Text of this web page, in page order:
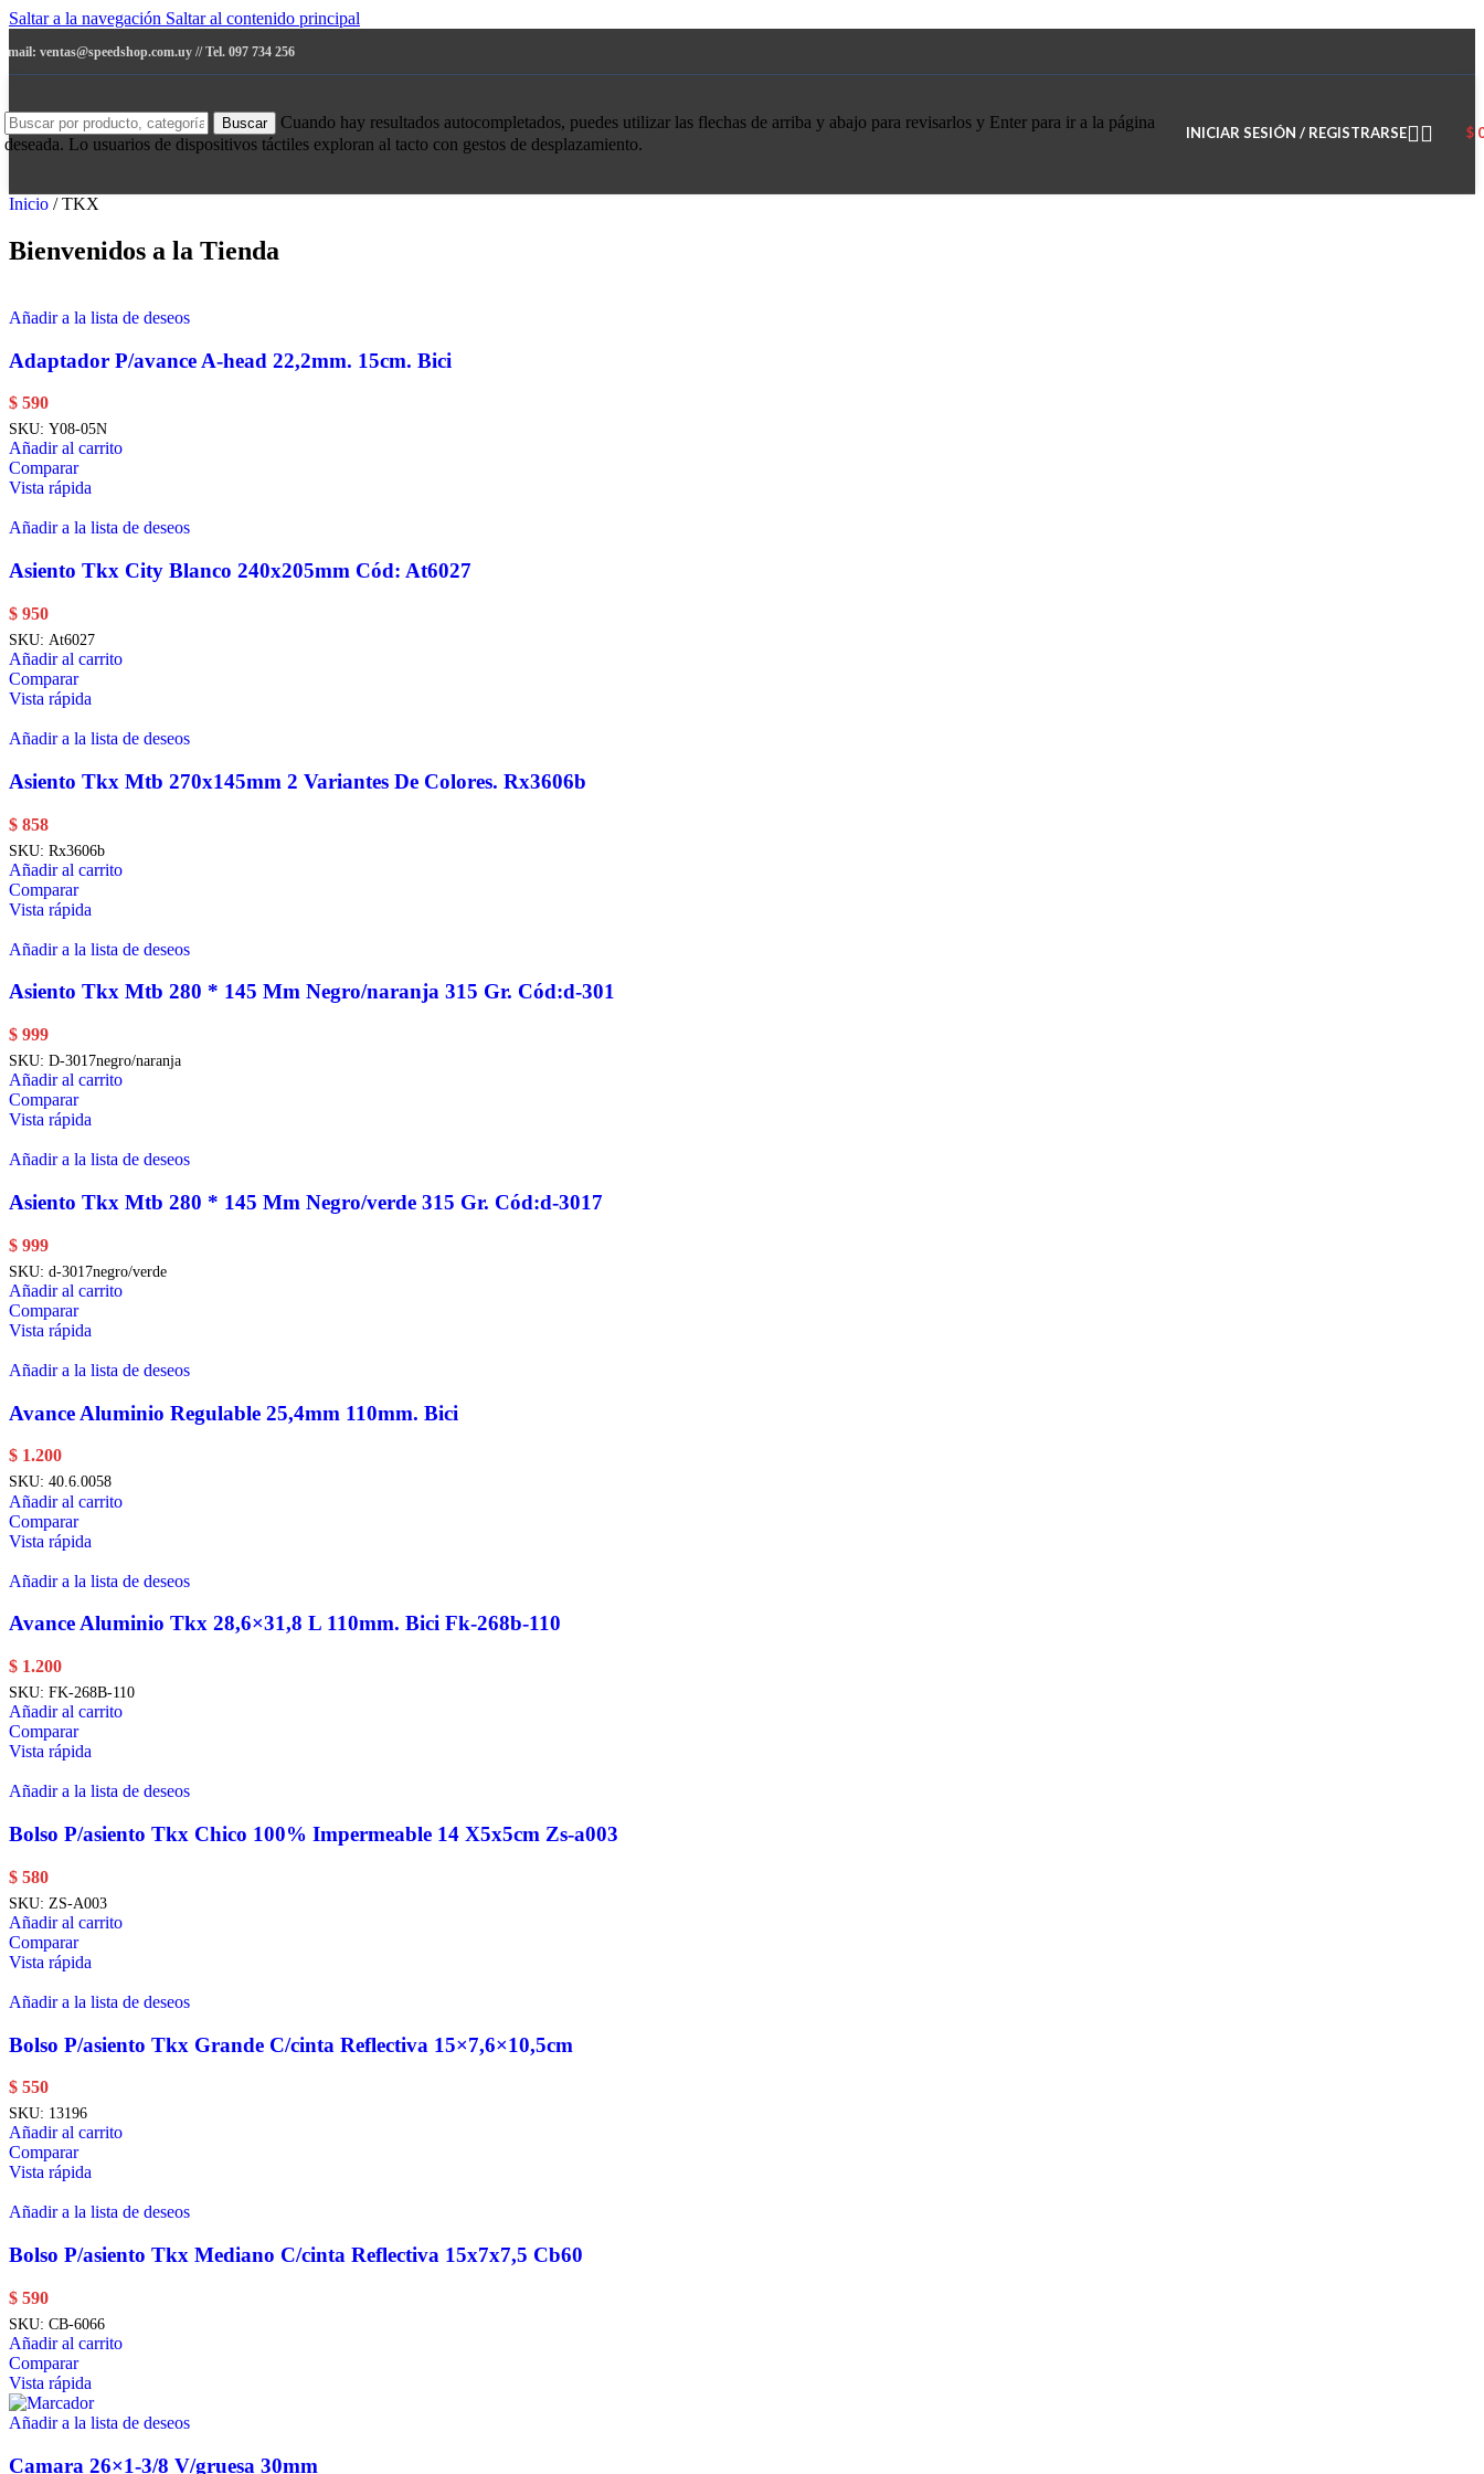
Saltar a la navegación Saltar al contenido principal
mail: ventas@speedshop.com.uy // Tel. 097 734 256
Buscar
Cuando hay resultados autocompletados, puedes utilizar las flechas de arriba y abajo para revisarlos y Enter para ir a la página
deseada. Lo usuarios de dispositivos táctiles exploran al tacto con gestos de desplazamiento.
INICIAR SESIÓN / REGISTRARSE $
Inicio / TKX
Bienvenidos a la Tienda
Añadir a la lista de deseos
Adaptador P/avance A-head 22,2mm. 15cm. Bici
$ 590
SKU: Y08-05N
Añadir al carrito
Comparar
Vista rápida
Añadir a la lista de deseos
Asiento Tkx City Blanco 240x205mm Cód: At6027
$ 950
SKU: At6027
Añadir al carrito
Comparar
Vista rápida
Añadir a la lista de deseos
Asiento Tkx Mtb 270x145mm 2 Variantes De Colores. Rx3606b
$ 858
SKU: Rx3606b
Añadir al carrito
Comparar
Vista rápida
Añadir a la lista de deseos
Asiento Tkx Mtb 280 * 145 Mm Negro/naranja 315 Gr. Cód:d-301
$ 999
SKU: D-3017negro/naranja
Añadir al carrito
Comparar
Vista rápida
Añadir a la lista de deseos
Asiento Tkx Mtb 280 * 145 Mm Negro/verde 315 Gr. Cód:d-3017
$ 999
SKU: d-3017negro/verde
Añadir al carrito
Comparar
Vista rápida
Añadir a la lista de deseos
Avance Aluminio Regulable 25,4mm 110mm. Bici
$ 1.200
SKU: 40.6.0058
Añadir al carrito
Comparar
Vista rápida
Añadir a la lista de deseos
Avance Aluminio Tkx 28,6×31,8 L 110mm. Bici Fk-268b-110
$ 1.200
SKU: FK-268B-110
Añadir al carrito
Comparar
Vista rápida
Añadir a la lista de deseos
Bolso P/asiento Tkx Chico 100% Impermeable 14 X5x5cm Zs-a003
$ 580
SKU: ZS-A003
Añadir al carrito
Comparar
Vista rápida
Añadir a la lista de deseos
Bolso P/asiento Tkx Grande C/cinta Reflectiva 15×7,6×10,5cm
$ 550
SKU: 13196
Añadir al carrito
Comparar
Vista rápida
Añadir a la lista de deseos
Bolso P/asiento Tkx Mediano C/cinta Reflectiva 15x7x7,5 Cb60
$ 590
SKU: CB-6066
Añadir al carrito
Comparar
Vista rápida
Añadir a la lista de deseos
Camara 26×1-3/8 V/gruesa 30mm